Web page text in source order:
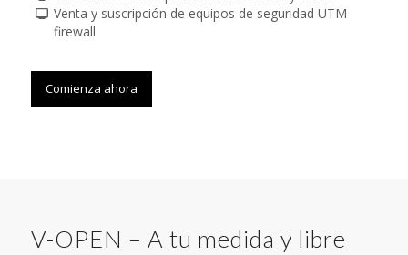
Venta y suscripción de equipos de seguridad UTM
firewall
Comienza ahora
V-OPEN – A tu medida y libre